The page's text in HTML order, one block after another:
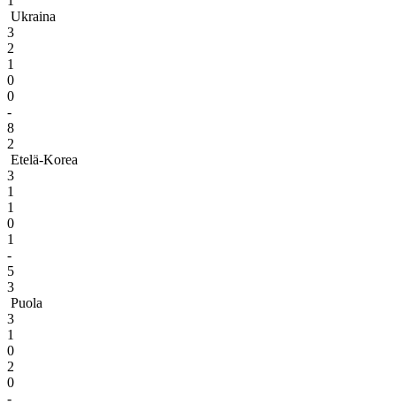
Ukraina
3
2
1
0
0
-
8
2
Etelä-Korea
3
1
1
0
1
-
5
3
Puola
3
1
0
2
0
-